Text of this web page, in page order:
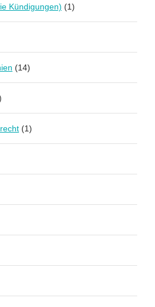
Kündigungen) (1)
(14)
(1)